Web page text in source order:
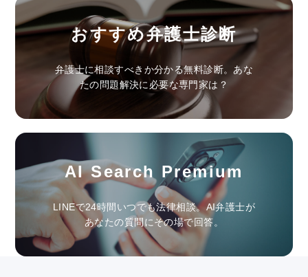
おすすめ弁護士診断
弁護士に相談すべきか分かる無料診断。あな
たの問題解決に必要な専門家は？
AI Search Premium
LINEで24時間いつでも法律相談。AI弁護士が
あなたの質問にその場で回答。